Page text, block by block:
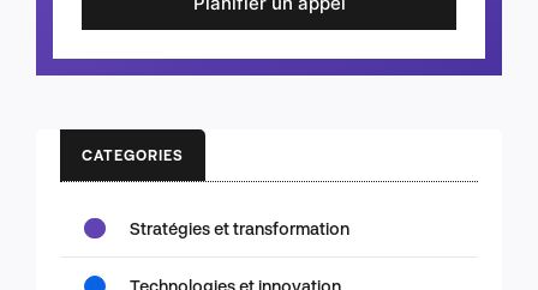
CATEGORIES
Stratégies et transformation